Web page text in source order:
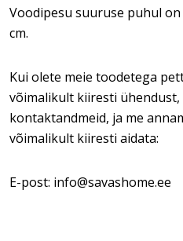
Voodipesu suuruse puhul
cm.
Kui olete meie toodetega
võimalikult kiiresti
kontaktandmeid, ja me
võimalikult kiiresti aidata:
E-post: info@savashome.ee